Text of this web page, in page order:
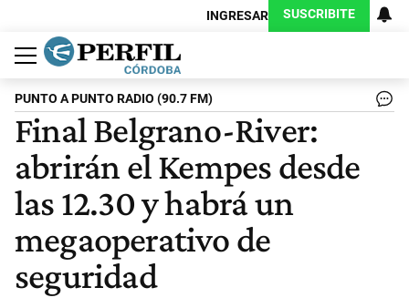
INGRESAR SUSCRIBITE
Política
Economía
Judiciales
Sociedad
Cultura
Espectáculos
Deportes
Protagonistas
PUNTO A PUNTO RADIO (90.7 FM)
Final Belgrano-River:
abrirán el Kempes desde
las 12.30 y habrá un
megaoperativo de
seguridad